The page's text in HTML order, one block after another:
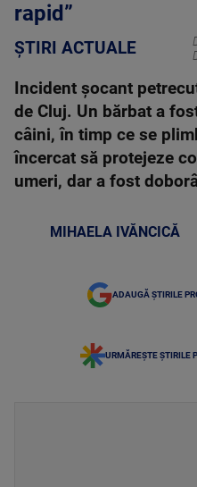
rapid”
ȘTIRI ACTUALE
Incident șocant
de Cluj. Un bărbat a
câini, în timp ce se
încercat să protejeze
umeri, dar a fost
MIHAELA IVĂNCICĂ
ADAUGĂ ȘTIRILE
URMĂREȘTE ȘTIRILE